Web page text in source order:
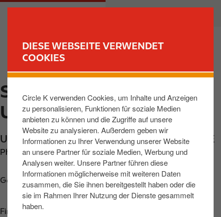
DIESE WEBSEITE VERWENDET
COOKIES
Circle K verwenden Cookies, um Inhalte und Anzeigen
zu personalisieren, Funktionen für soziale Medien
anbieten zu können und die Zugriffe auf unsere
Website zu analysieren. Außerdem geben wir
Informationen zu Ihrer Verwendung unserer Website
an unsere Partner für soziale Medien, Werbung und
Analysen weiter. Unsere Partner führen diese
Informationen möglicherweise mit weiteren Daten
zusammen, die Sie ihnen bereitgestellt haben oder die
sie im Rahmen Ihrer Nutzung der Dienste gesammelt
haben.
u
m
I
h
a
M
v
SENFTENBERG,
USEDOMER STR
Usedomer Strasse 1,Senftenberg,01968 DE
Phone: +49357361085
Get directions
Find us onApp Store